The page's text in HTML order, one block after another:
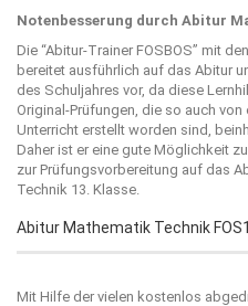
Notenbesserung durch Abitur
Die “Abitur-Trainer FOSBOS” mit
bereitet ausführlich auf das Abitur
des Schuljahres vor, da diese
Original-Prüfungen, die so auch
Unterricht erstellt worden sind,
Daher ist er eine gute Möglichkeit
zur Prüfungsvorbereitung auf das
Technik 13. Klasse.
Abitur Mathematik Technik
Mit Hilfe der vielen kostenlos